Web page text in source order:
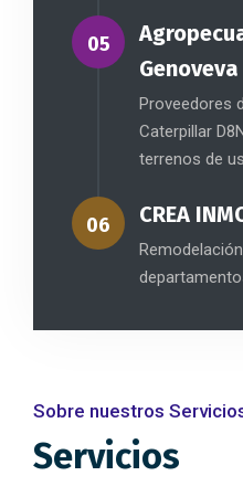
05
Genoveva
Proveedores
Caterpillar
terrenos de
06 CREA
Sobre nuestros
Servicios